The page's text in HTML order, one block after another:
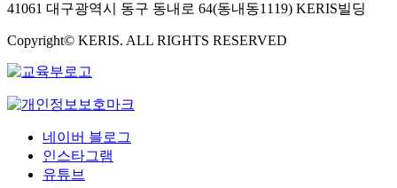
41061 대구광역시 동구 동내로 64(동내동1119) KERIS빌딩
Copyright© KERIS. ALL RIGHTS RESERVED
네이버 블로그
인스타그램
유튜브